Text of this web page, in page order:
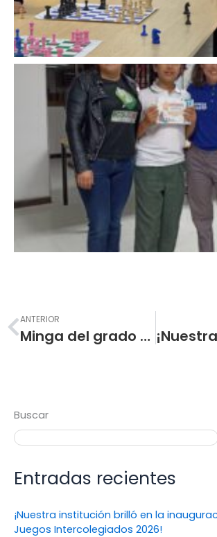
Prev
ANTERIOR
Minga del grado primero: Una fuerza colectiva que mejora
Buscar
Entradas recientes
¡Nuestra institución brilló en la
Juegos Intercolegiados 2026!